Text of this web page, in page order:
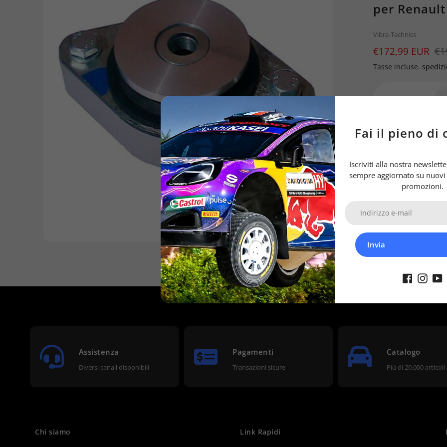
per
Brand
Vibra-Technics
Prezzo
di
€172,99 EUR
Prezzo
Tasse incluse.
Quantità:
Aggiungi al
aggiunto
al
Assistenza
Diversi canali disponibili
Pagamenti
Transazioni sicure
Catalogo
Più di 20.000 articoli
Chi siamo Link Rapidi
Fai il pieno di
Iscriviti alla nostra
sempre aggiornato su
promozioni.
Invia